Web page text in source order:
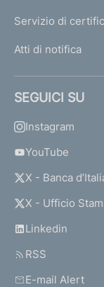
Servizio di
Atti di notifica
SEGUICI SU
Instagram
YouTube
X - Banca
X - Ufficio
Linkedin
RSS
E-mail Alert